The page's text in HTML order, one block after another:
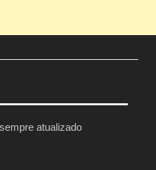
atualizado